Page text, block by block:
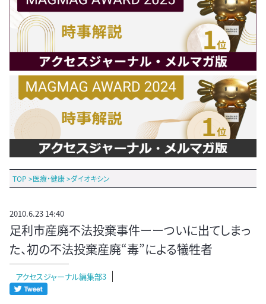
TOP >医療・健康>ダイオキシン
2010.6.23 14:40
足利市産廃不法投棄事件ーーついに出てしまっ
た、初の不法投棄産廃“毒”による犠牲者
アクセスジャーナル編集部3